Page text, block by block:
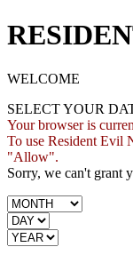
WELCOME
SELECT YOUR
Your browser is
To use Resident Evil
"Allow".
Sorry, we can't grant